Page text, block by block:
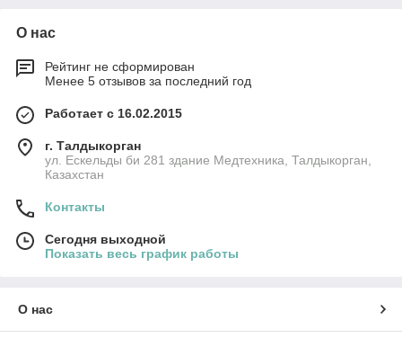
О нас
Рейтинг не сформирован
Менее 5 отзывов за последний год
Работает с 16.02.2015
г. Талдыкорган
ул. Ескельды би 281 здание Медтехника, Талдыкорган,
Казахстан
Контакты
Сегодня выходной
Показать весь график работы
О нас